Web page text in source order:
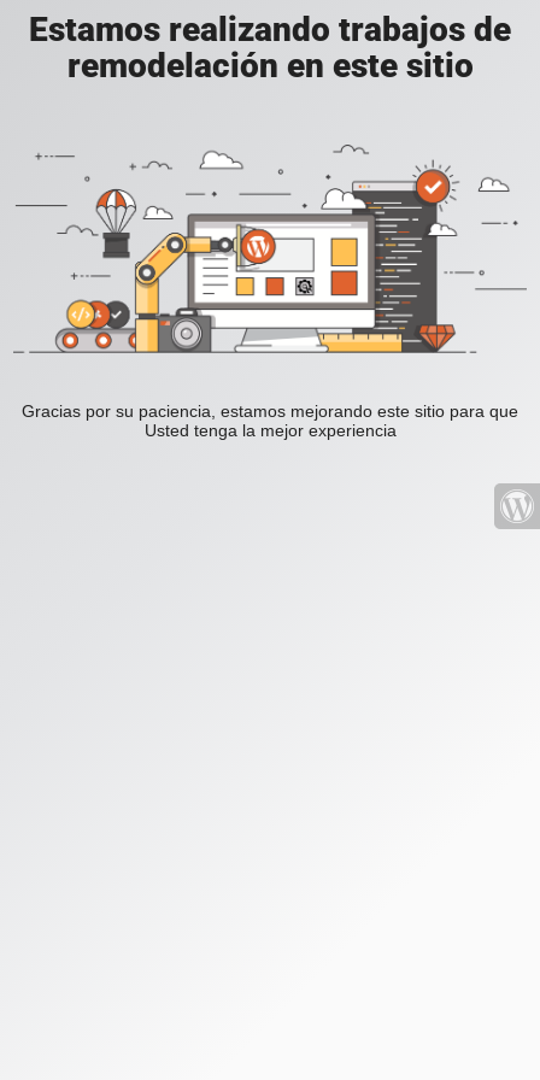
Estamos realizando trabajos de
remodelación en este sitio
Gracias por su paciencia, estamos mejorando este sitio para que
Usted tenga la mejor experiencia